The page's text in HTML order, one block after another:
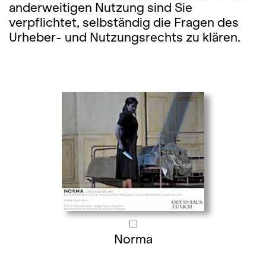
anderweitigen Nutzung sind Sie
verpflichtet, selbständig die Fragen des
Urheber- und Nutzungsrechts zu klären.
Norma